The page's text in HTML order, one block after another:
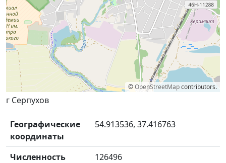
©OpenStreetMapcontributors.
г Серпухов
Географические
координаты
54.913536, 37.416763
Численность
126496